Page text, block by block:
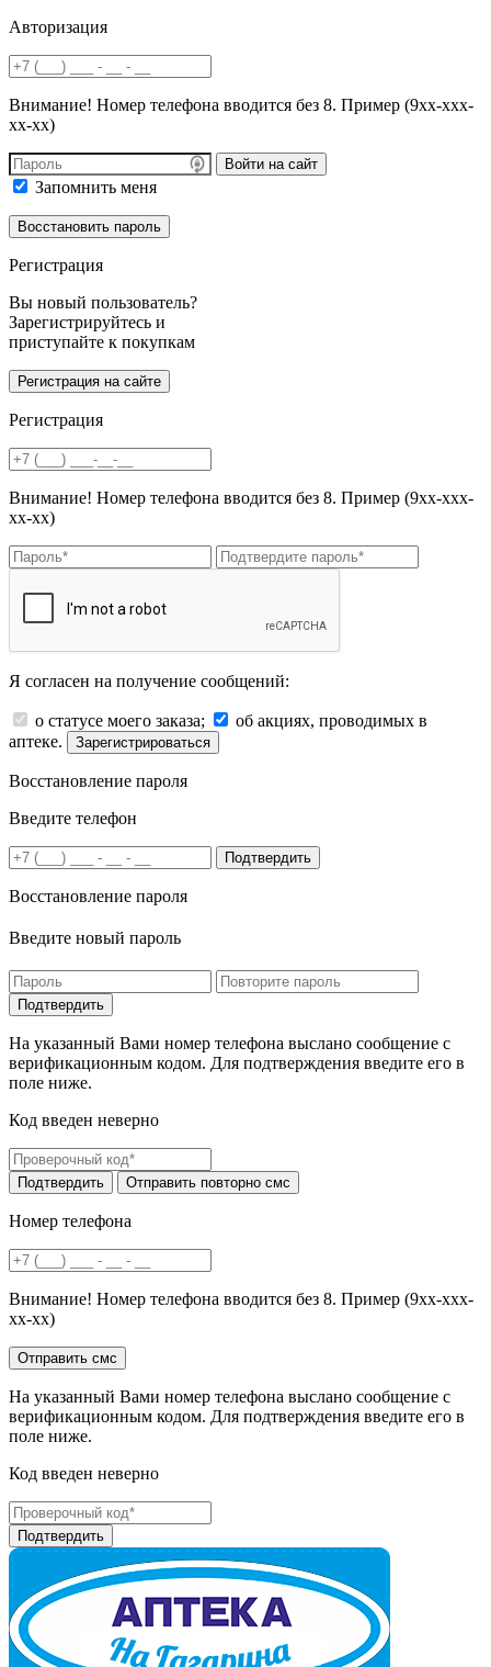
Авторизация
Внимание! Номер телефона вводится без 8. Пример (9хх-ххх-
хх-хх)
Войти на сайт
Запомнить меня
Регистрация
Вы новый пользователь?
Зарегистрируйтесь и
приступайте к покупкам
Регистрация
Внимание! Номер телефона вводится без 8. Пример (9хх-ххх-
хх-хх)
Я согласен на получение сообщений:
о статусе моего заказа;
об акциях, проводимых в
аптеке.
Зарегистрироваться
Восстановление пароля
Введите телефон
Подтвердить
Восстановление пароля
Введите новый пароль
На указанный Вами номер телефона выслано сообщение с
верификационным кодом. Для подтверждения введите его в
поле ниже.
Код введен неверно
Номер телефона
Внимание! Номер телефона вводится без 8. Пример (9хх-ххх-
хх-хх)
На указанный Вами номер телефона выслано сообщение с
верификационным кодом. Для подтверждения введите его в
поле ниже.
Код введен неверно